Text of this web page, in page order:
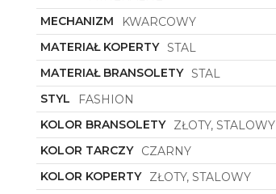
MECHANIZM
KWARCOWY
MATERIAŁ KOPERTY STAL
MATERIAŁ BRANSOLETY STAL
STYL
FASHION
KOLOR BRANSOLETY
ZŁOTY, STALOWY
KOLOR TARCZY
CZARNY
KOLOR KOPERTY
ZŁOTY, STALOWY